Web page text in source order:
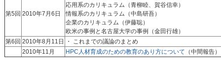
第5回 2010年7月6日
応用系のカリキュラム（青柳睦、賀谷信幸）
情報系のカリキュラム（中島研吾）
企業のカリキュラム（伊藤聡）
欧米の事例と名古屋大学の事例（金田行雄）
第6回 2010年8月11日
・ これまでの議論のまとめ
2010年11月
HPC人材育成のための教育のあり方について （中間報告）